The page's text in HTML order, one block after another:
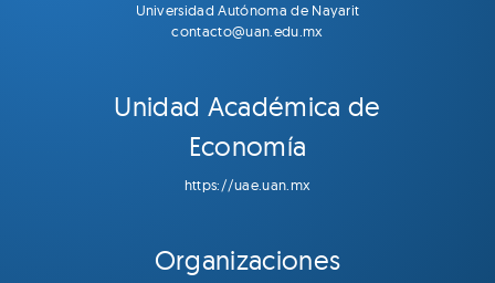
Universidad Autónoma de Nayarit
contacto@uan.edu.mx
Unidad Académica de
Economía
https://uae.uan.mx
Organizaciones